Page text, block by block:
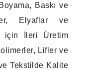
Baskı ve
Elyaflar ve
için İleri Üretim
Lifler ve
Tekstilde Kalite